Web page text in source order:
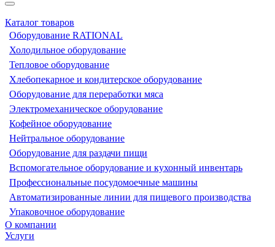
Каталог товаров
Оборудование RATIONAL
Холодильное оборудование
Тепловое оборудование
Хлебопекарное и кондитерское оборудование
Оборудование для переработки мяса
Электромеханическое оборудование
Кофейное оборудование
Нейтральное оборудование
Оборудование для раздачи пищи
Вспомогательное оборудование и кухонный инвентарь
Профессиональные посудомоечные машины
Автоматизированные линии для пищевого производства
Упаковочное оборудование
О компании
Услуги